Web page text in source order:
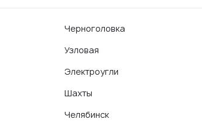
Черноголовка
Узловая
Электроугли
Шахты
Челябинск